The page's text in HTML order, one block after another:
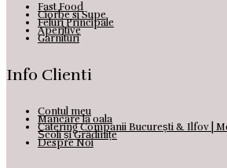
Fast Food
Ciorbe si Supe
Feluri Principale
Aperitive
Garnituri
Info Clienti
Contul meu
Mancare la oala
Catering Companii București & Ilfov |
Școli și Grădinițe
Despre Noi